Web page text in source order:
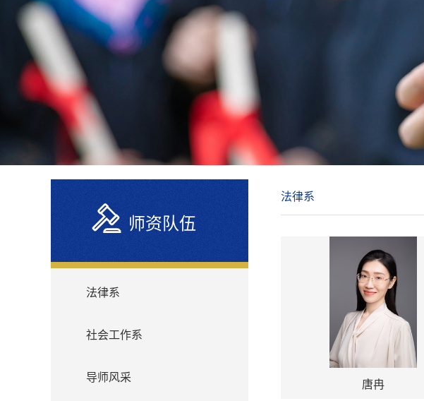
师资队伍
法律系
社会工作系
导师风采
法律系
唐冉